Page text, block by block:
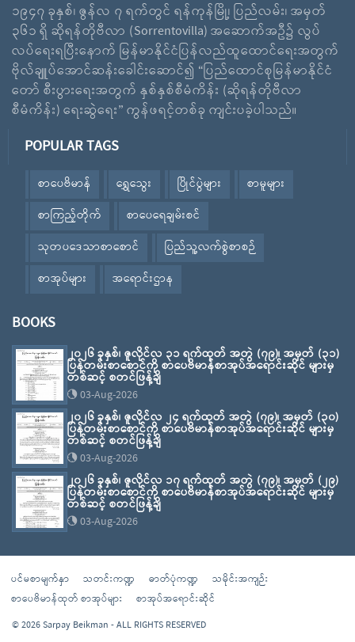
၁၉၄၇ ခုနှစ်၊ ဇွန်လ ၇ ရက်တွင် ရန်ကုန်မြို့၊ ပြည်လမ်း၊ အမှတ်
၃၆၁ ရှိ ဆိုရန်တိုဗီလာ (Sorrentovilla) အဆောက်အဦ၌ လွပ်
လပ်ရေးရပြီးနောက် မြန်မာနိုင်ငံပြန်လည်ထူထောင်ရေးအတွက်
ဗိုလ်ချူပ်အောင်ဆန်းခေါင်းဆောင်၍ “ပြည်ထောင်စုမြန်မာနိုင်ငံ
တော် စီးပွားရေးအတွက် နှစ်နှစ်စီမံကိန်း (ဆိုရန်တိုဗီလာ
စီမံကိန်း) ရေးဆွဲရေး” ကွန်ဖရင့်တစ်ခု ကျင်းပခဲ့ပါသည်။
POPULAR TAGS
စာပေဗိမာန် ရွှေသွေး ပြိုင်ပွဲများ
စာမူများ
စာကြည့်တိုက်
စာပေရေချမ်းစင်
သုတပဒေသာစာစောင်
ပြည်သူ့လက်စွဲစာစဉ်
စာအုပ်များ
အရောင်းဌာန
BOOKS
၂၀၂၆ ခုနှစ်၊ ဇူလိုင်လ ၃၁ ရက်ထုတ် အတွဲ (၇၉)၊ အမှတ် (၃၁)
ပြန်တမ်းစာစောင်ကို စာပေဗိမာန်စာအုပ်အရောင်းဆိုင် များမှ
တစ်ဆင့် စတင်ဖြန့်ချိ
03-Aug-2026
၂၀၂၆ ခုနှစ်၊ ဇူလိုင်လ ၂၄ ရက်ထုတ် အတွဲ (၇၉)၊ အမှတ် (၃၀)
ပြန်တမ်းစာစောင်ကို စာပေဗိမာန်စာအုပ်အရောင်းဆိုင် များမှ
တစ်ဆင့် စတင်ဖြန့်ချိ
03-Aug-2026
၂၀၂၆ ခုနှစ်၊ ဇူလိုင်လ ၁၇ ရက်ထုတ် အတွဲ (၇၉)၊ အမှတ် (၂၉)
ပြန်တမ်းစာစောင်ကို စာပေဗိမာန်စာအုပ်အရောင်းဆိုင် များမှ
တစ်ဆင့် စတင်ဖြန့်ချိ
03-Aug-2026
ပင်မစာမျက်နှာ သတင်းကဏ္ဍ ဓာတ်ပုံကဏ္ဍ
သမိုင်းအကျဉ်း
စာပေဗိမာန်ထုတ် စာအုပ်များ
စာအုပ်အရောင်းဆိုင်
© 2026 Sarpay Beikman - ALL RIGHTS RESERVED